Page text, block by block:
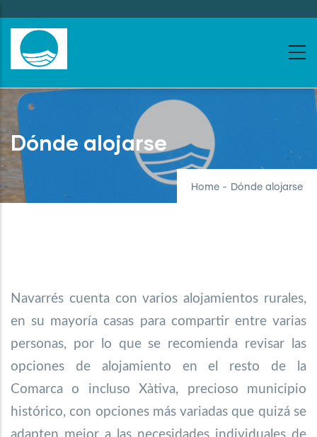
to
main
content
Dónde alojarse
Home - Dónde alojarse
Navarrés cuenta con varios alojamientos rurales,
en su mayoría casas para compartir entre varias
personas, por lo que se recomienda revisar las
opciones de alojamiento en el resto de la
Comarca o incluso Xàtiva, precioso municipio
histórico, con opciones más variadas que quizá se